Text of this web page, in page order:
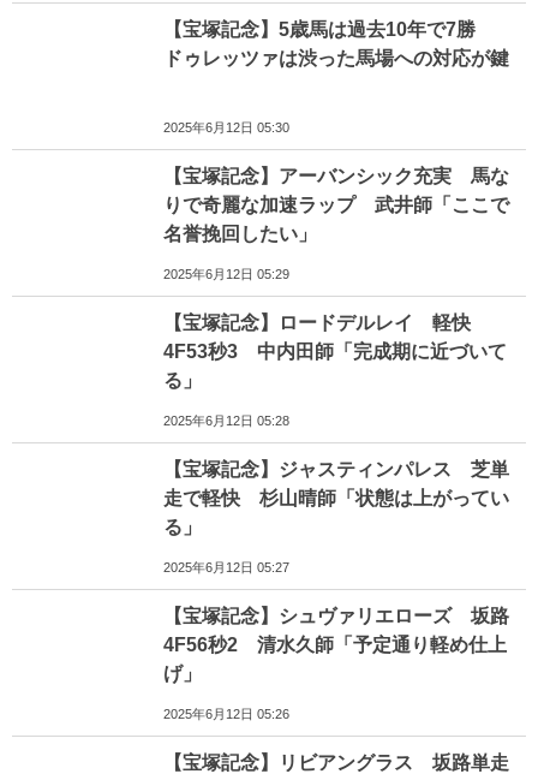
【宝塚記念】5歳馬は過去10年で7勝
ドゥレッツァは渋った馬場への対応が鍵
2025年6月12日 05:30
【宝塚記念】アーバンシック充実 馬な
りで奇麗な加速ラップ 武井師「ここで
名誉挽回したい」
2025年6月12日 05:29
【宝塚記念】ロードデルレイ 軽快
4F53秒3 中内田師「完成期に近づいて
る」
2025年6月12日 05:28
【宝塚記念】ジャスティンパレス 芝単
走で軽快 杉山晴師「状態は上がってい
る」
2025年6月12日 05:27
【宝塚記念】シュヴァリエローズ 坂路
4F56秒2 清水久師「予定通り軽め仕上
げ」
2025年6月12日 05:26
【宝塚記念】リビアングラス 坂路単走